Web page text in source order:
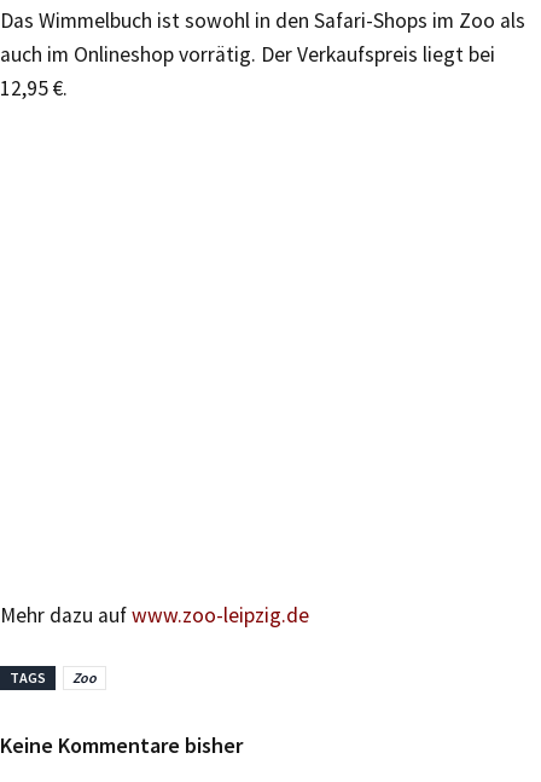
Das Wimmelbuch ist sowohl in den Safari-Shops im Zoo als
auch im Onlineshop vorrätig. Der Verkaufspreis liegt bei
12,95 €.
Mehr dazu aufwww.zoo-leipzig.de
TAGS Zoo
Keine Kommentare bisher